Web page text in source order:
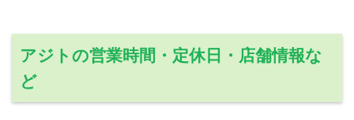
アジトの営業時間・定休日・店舗情報な
ど